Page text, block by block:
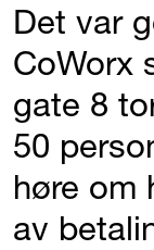
Det var
CoWorx
gate 8
50
høre om
av